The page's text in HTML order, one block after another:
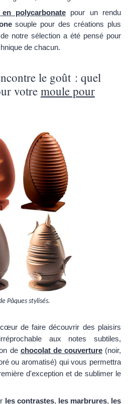
polycarbonatepour un rendu
souple pour des créations plus
notre sélection a été pensé pour
de chacun.
le goût : quel
votre moule pour
Pâques stylisés.
de faire découvrir des plaisirs
aux notes subtiles,
de chocolat de couverture(noir,
ou aromatisé) qui vous permettra
d'exception et de sublimer le
les contrastes, les marbrures, les